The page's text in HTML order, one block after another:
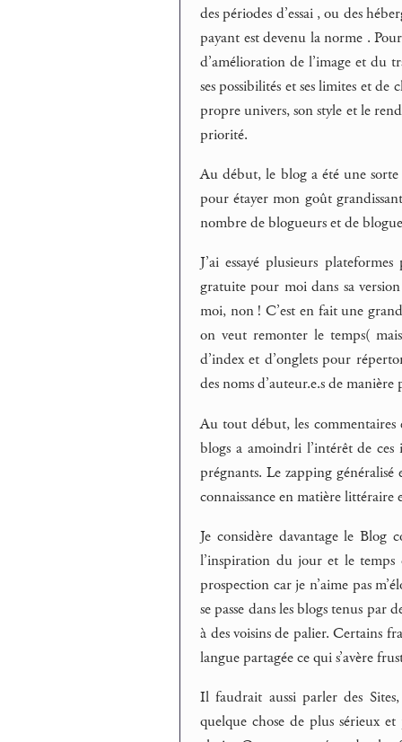
des périodes d’essai , ou des
payant est devenu la norme .
d’amélioration de l’image et du
ses possibilités et ses limites et
propre univers, son style et le
priorité.
Au début, le blog a été une
pour étayer mon goût
nombre de blogueurs et de
J’ai essayé plusieurs
gratuite pour moi dans sa
moi, non ! C’est en fait une
on veut remonter le temps(
d’index et d’onglets pour
des noms d’auteur.e.s de
Au tout début, les commentaires
blogs a amoindri l’intérêt de ces
prégnants. Le zapping
connaissance en matière littéraire
Je considère davantage le Blog
l’inspiration du jour et le temps
prospection car je n’aime pas
se passe dans les blogs tenus par
à des voisins de palier. Certains
langue partagée ce qui s’avère
Il faudrait aussi parler des
quelque chose de plus sérieux